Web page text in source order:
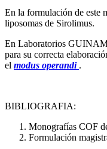
En la formulación de este
liposomas de Sirolimus.
En Laboratorios
para su correcta
el modus operandi .
BIBLIOGRAFIA:
Monografías COF
Formulación